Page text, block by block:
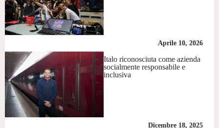
Aprile 10, 2026
Italo riconosciuta come azienda
socialmente responsabile e
inclusiva
Dicembre 18, 2025